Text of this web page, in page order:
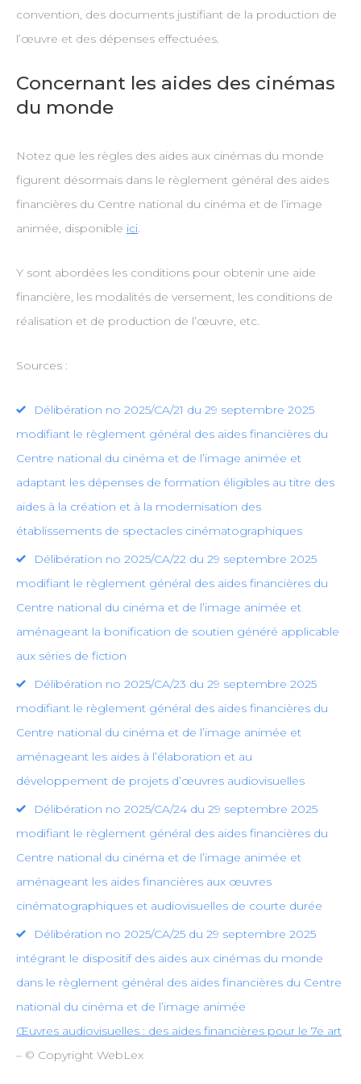
convention, des documents justifiant de la production de
l’œuvre et des dépenses effectuées.
Concernant les aides des cinémas
du monde
Notez que les règles des aides aux cinémas du monde
figurent désormais dans le règlement général des aides
financières du Centre national du cinéma et de l’image
animée, disponible ici.
Y sont abordées les conditions pour obtenir une aide
financière, les modalités de versement, les conditions de
réalisation et de production de l’œuvre, etc.
Sources :
Délibération no 2025/CA/21 du 29 septembre 2025
modifiant le règlement général des aides financières du
Centre national du cinéma et de l’image animée et
adaptant les dépenses de formation éligibles au titre des
aides à la création et à la modernisation des
établissements de spectacles cinématographiques
Délibération no 2025/CA/22 du 29 septembre 2025
modifiant le règlement général des aides financières du
Centre national du cinéma et de l’image animée et
aménageant la bonification de soutien généré applicable
aux séries de fiction
Délibération no 2025/CA/23 du 29 septembre 2025
modifiant le règlement général des aides financières du
Centre national du cinéma et de l’image animée et
aménageant les aides à l’élaboration et au
développement de projets d’œuvres audiovisuelles
Délibération no 2025/CA/24 du 29 septembre 2025
modifiant le règlement général des aides financières du
Centre national du cinéma et de l’image animée et
aménageant les aides financières aux œuvres
cinématographiques et audiovisuelles de courte durée
Délibération no 2025/CA/25 du 29 septembre 2025
intégrant le dispositif des aides aux cinémas du monde
dans le règlement général des aides financières du Centre
national du cinéma et de l’image animée
Œuvres audiovisuelles : des aides financières pour le 7e art
– © Copyright WebLex